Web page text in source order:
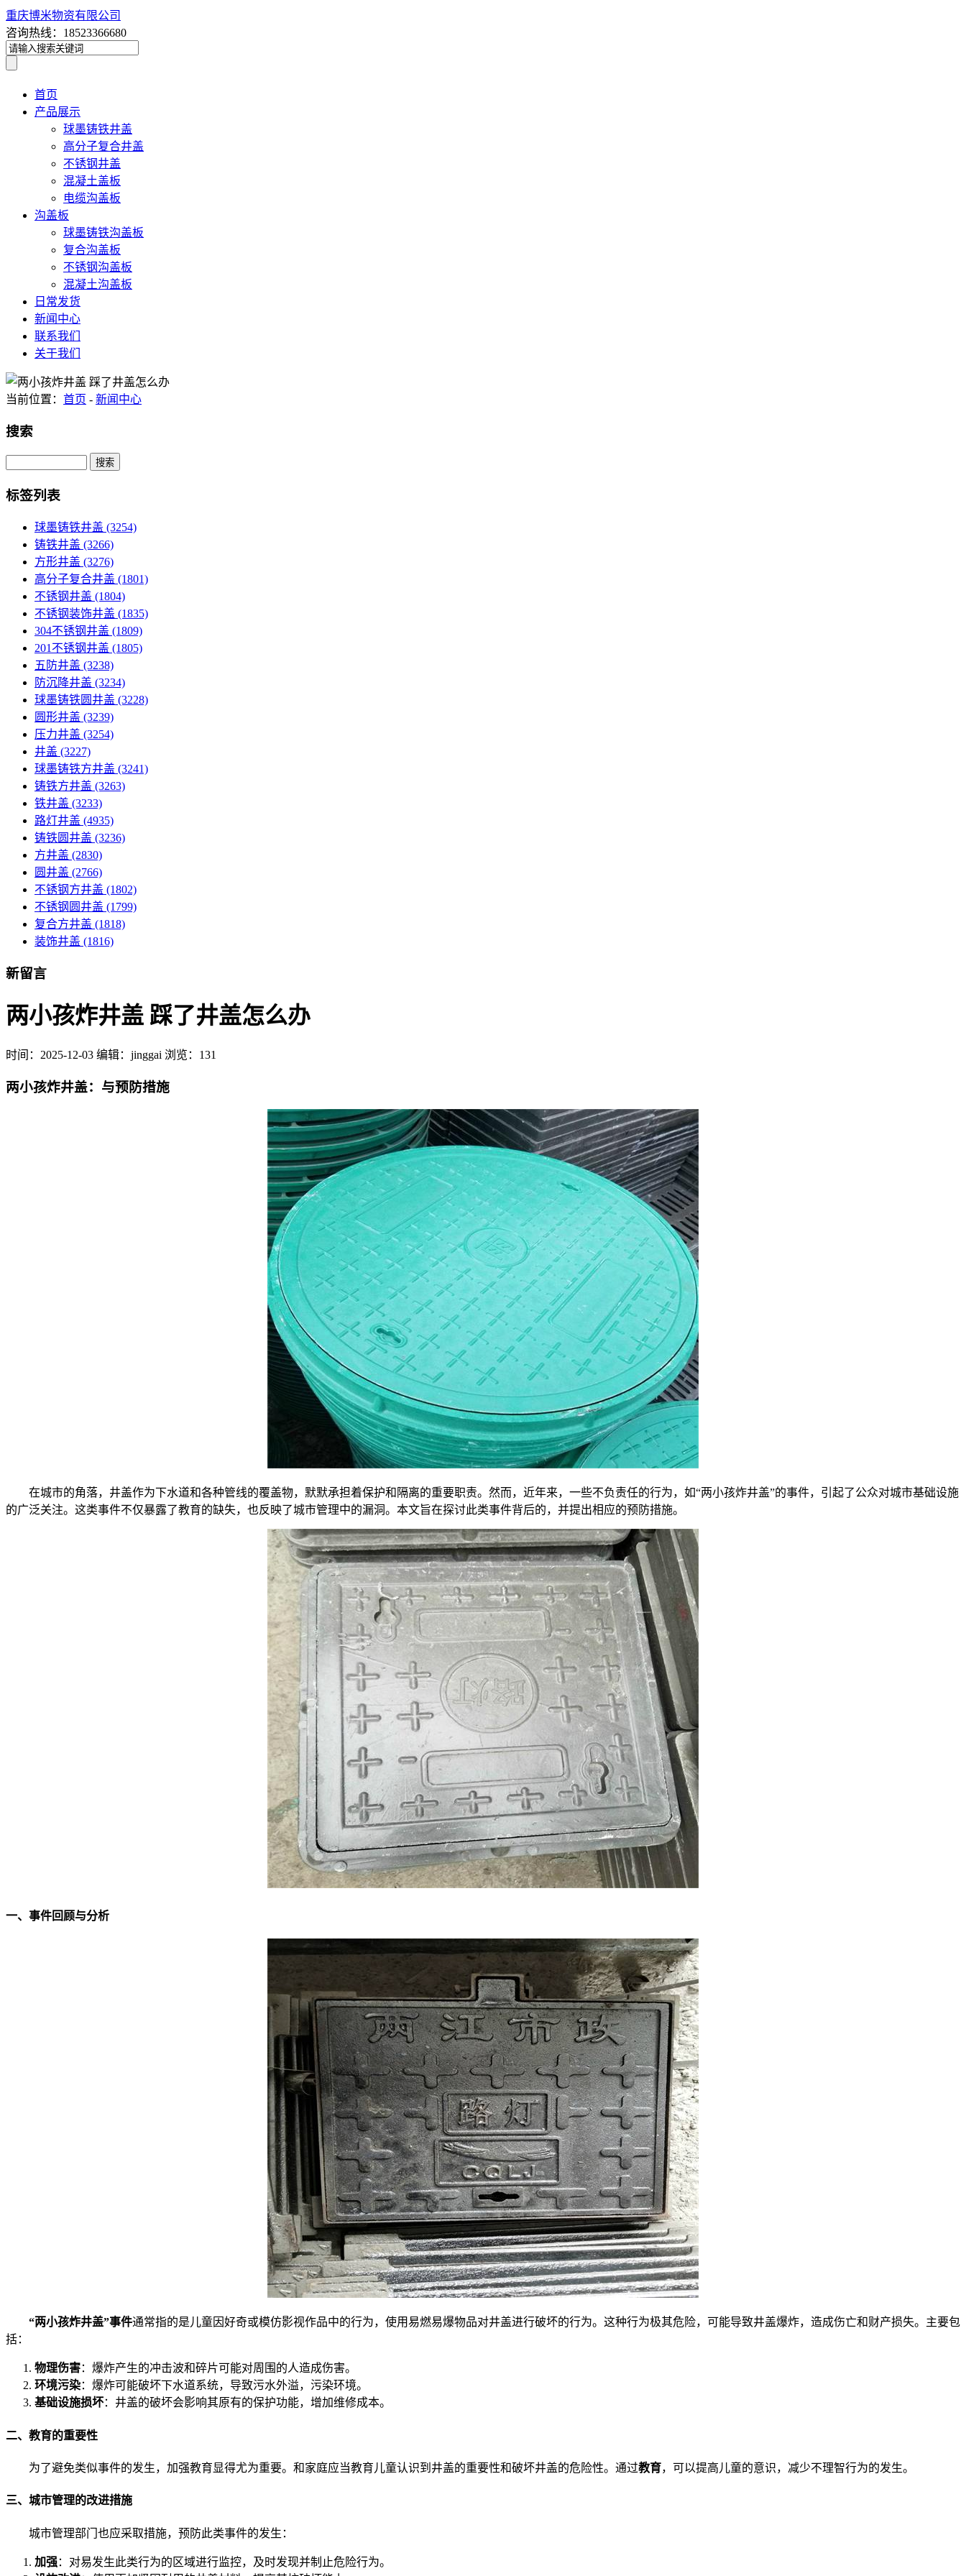
重庆博米物资有限公司
咨询热线：18523366680
首页
产品展示
球墨铸铁井盖
高分子复合井盖
不锈钢井盖
混凝土盖板
电缆沟盖板
沟盖板
球墨铸铁沟盖板
复合沟盖板
不锈钢沟盖板
混凝土沟盖板
日常发货
新闻中心
联系我们
关于我们
当前位置： 首页 - 新闻中心
搜索
Search
标签列表
球墨铸铁井盖 (3254)
铸铁井盖 (3266)
方形井盖 (3276)
高分子复合井盖 (1801)
不锈钢井盖 (1804)
不锈钢装饰井盖 (1835)
304不锈钢井盖 (1809)
201不锈钢井盖 (1805)
五防井盖 (3238)
防沉降井盖 (3234)
球墨铸铁圆井盖 (3228)
圆形井盖 (3239)
压力井盖 (3254)
井盖 (3227)
球墨铸铁方井盖 (3241)
铸铁方井盖 (3263)
铁井盖 (3233)
路灯井盖 (4935)
铸铁圆井盖 (3236)
方井盖 (2830)
圆井盖 (2766)
不锈钢方井盖 (1802)
不锈钢圆井盖 (1799)
复合方井盖 (1818)
装饰井盖 (1816)
新留言
两小孩炸井盖 踩了井盖怎么办
时间： 2025-12-03 编辑：jinggai 浏览：131
两小孩炸井盖：与预防措施
在城市的角落，井盖作为下水道和各种管线的覆盖物，默默承担着保护和隔离的重要职责。然而，近年来，一些不负责任的行为，如“两小孩炸井盖”的事件，引起了公众对城市基础设施
的广泛关注。这类事件不仅暴露了教育的缺失，也反映了城市管理中的漏洞。本文旨在探讨此类事件背后的，并提出相应的预防措施。
一、事件回顾与分析
“两小孩炸井盖”事件通常指的是儿童因好奇或模仿影视作品中的行为，使用易燃易爆物品对井盖进行破坏的行为。这种行为极其危险，可能导致井盖爆炸，造成伤亡和财产损失。 主要包
括：
物理伤害：爆炸产生的冲击波和碎片可能对周围的人造成伤害。
环境污染：爆炸可能破坏下水道系统，导致污水外溢，污染环境。
基础设施损坏：井盖的破坏会影响其原有的保护功能，增加维修成本。
二、教育的重要性
为了避免类似事件的发生，加强教育显得尤为重要。和家庭应当教育儿童认识到井盖的重要性和破坏井盖的危险性。通过教育，可以提高儿童的意识，减少不理智行为的发生。
三、城市管理的改进措施
城市管理部门也应采取措施，预防此类事件的发生：
加强：对易发生此类行为的区域进行监控，及时发现并制止危险行为。